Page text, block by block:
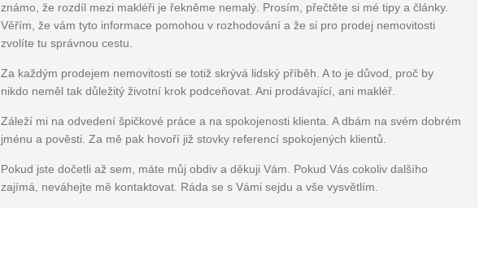
známo, že rozdíl mezi makléři je řekněme nemalý. Prosím, přečtěte si mé tipy a články.
Věřím, že vám tyto informace pomohou v rozhodování a že si pro prodej nemovitosti
zvolíte tu správnou cestu.
Za každým prodejem nemovitosti se totiž skrývá lidský příběh. A to je důvod, proč by
nikdo neměl tak důležitý životní krok podceňovat. Ani prodávající, ani makléř.
Záleží mi na odvedení špičkové práce a na spokojenosti klienta. A dbám na svém dobrém
jménu a pověsti. Za mě pak hovoří již stovky referencí spokojených klientů.
Pokud jste dočetli až sem, máte můj obdiv a děkuji Vám. Pokud Vás cokoliv dalšího
zajímá, neváhejte mě kontaktovat. Ráda se s Vámi sejdu a vše vysvětlím.